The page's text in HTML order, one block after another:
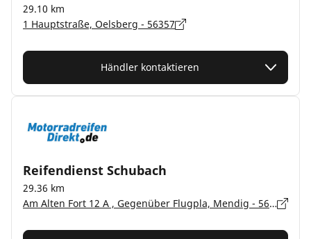
29.10 km
1 Hauptstraße, Oelsberg - 56357
Händler kontaktieren
Reifendienst Schubach
29.36 km
Am Alten Fort 12 A , Gegenüber Flugpla, Mendig - 56743